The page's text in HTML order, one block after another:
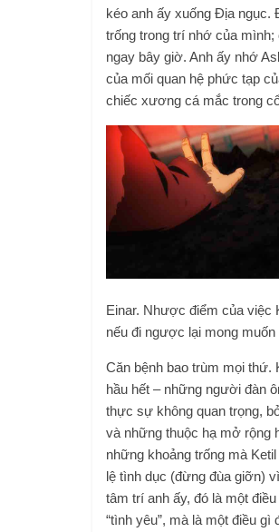
kéo anh ấy xuống Địa ngục.
trống trong trí nhớ của
ngay bây giờ. Anh ấy nhớ
của mối quan hệ phức tạp
chiếc xương cá mắc trong
Einar. Nhược điểm của việc
nếu đi ngược lại mong
Căn bệnh bao trùm mọi thứ.
hầu hết – những người đàn
thực sự không quan trọng,
và những thuộc hạ mở rộng
những khoảng trống mà
lệ tình dục (đừng đùa giỡn)
tâm trí anh ấy, đó là một
“tình yêu”, mà là một điều